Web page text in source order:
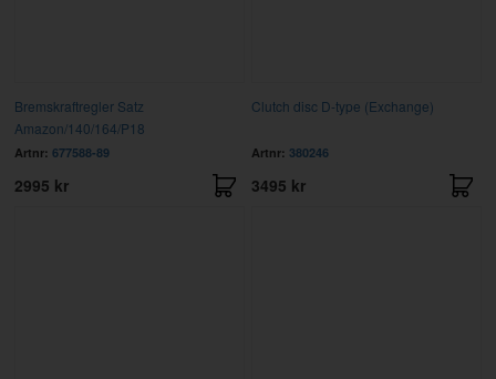
Bremskraftregler Satz
Amazon/140/164/P18
Artnr: 677588-89
2995 kr
Clutch disc D-type (Exchange)
Artnr: 380246
3495 kr